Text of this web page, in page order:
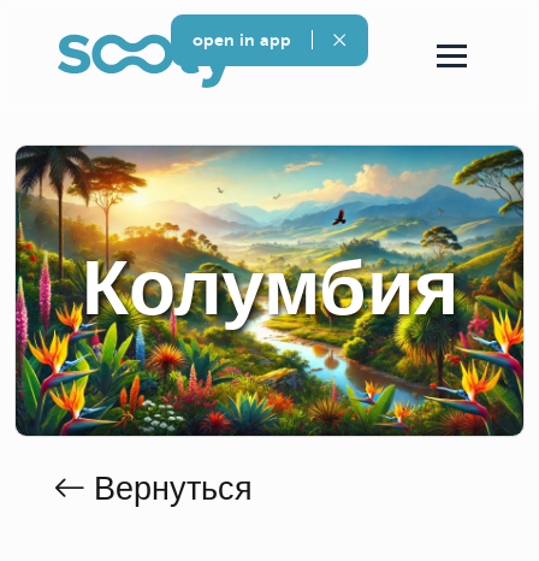
Колумбия
Вернуться
open in app